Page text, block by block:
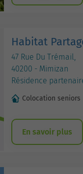
Habitat
47 Rue Du Trémail,
40200 - Mimizan
Résidence
Colocation seniors
En savoir plus